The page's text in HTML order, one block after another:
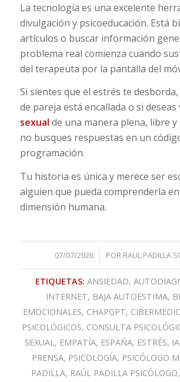
La tecnología es una excelente
divulgación y psicoeducación. Está
artículos o buscar información
problema real comienza cuando
del terapeuta por la pantalla del
Si sientes que el estrés te
de pareja está encallada o si
sexual de una manera plena, libre
no busques respuestas en un
programación.
Tu historia es única y merece ser
alguien que pueda comprenderla
dimensión humana.
07/07/2026
/ POR RAUL PADILLA
ETIQUETAS: ANSIEDAD,
INTERNET, BAJA AUTOESTIMA,
EMOCIONALES, CHAPGPT,
PSICOLÓGICOS, CONSULTA
SEXUAL, EMPATÍA, ESPAÑA, ESTRÉS, IA
PRENSA, PSICOLOGÍA, PSICÓLOGO
PADILLA, RAÚL PADILLA PSICÓLOGO,